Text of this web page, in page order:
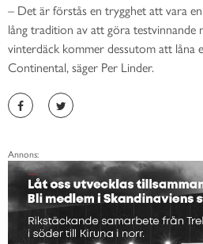
– Det är förstås en trygghet att vara
lång tradition av att göra testvinnande
vinterdäck kommer dessutom att låna
Continental, säger Per Linder.
Annons: